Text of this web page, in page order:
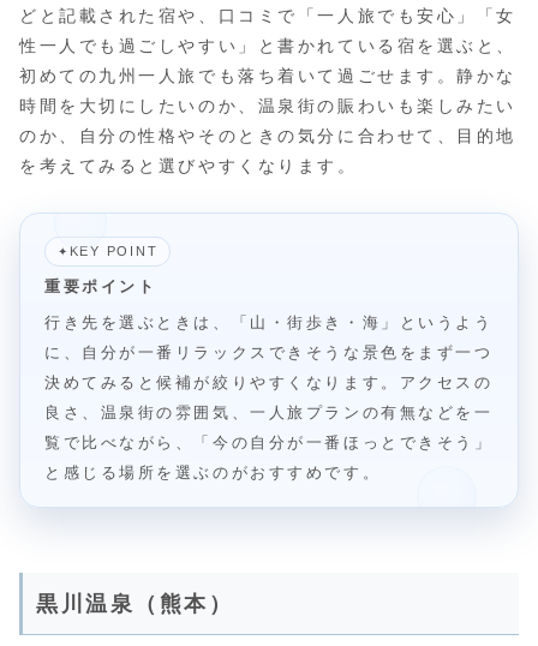
どと記載された宿や、口コミで「一人旅でも安心」「女
性一人でも過ごしやすい」と書かれている宿を選ぶと、
初めての九州一人旅でも落ち着いて過ごせます。静かな
時間を大切にしたいのか、温泉街の賑わいも楽しみたい
のか、自分の性格やそのときの気分に合わせて、目的地
を考えてみると選びやすくなります。
✦ KEY POINT
重要ポイント
行き先を選ぶときは、「山・街歩き・海」というよう
に、自分が一番リラックスできそうな景色をまず一つ
決めてみると候補が絞りやすくなります。アクセスの
良さ、温泉街の雰囲気、一人旅プランの有無などを一
覧で比べながら、「今の自分が一番ほっとできそう」
と感じる場所を選ぶのがおすすめです。
黒川温泉（熊本）